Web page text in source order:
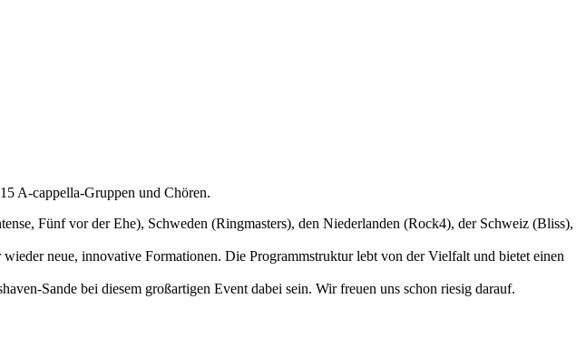
A-cappella-Gruppen und Chören.
Fünf vor der Ehe), Schweden (Ringmasters), den Niederlanden (Rock4), der Schweiz (Bliss),
neue, innovative Formationen. Die Programmstruktur lebt von der Vielfalt und bietet einen
Sande bei diesem großartigen Event dabei sein. Wir freuen uns schon riesig darauf.